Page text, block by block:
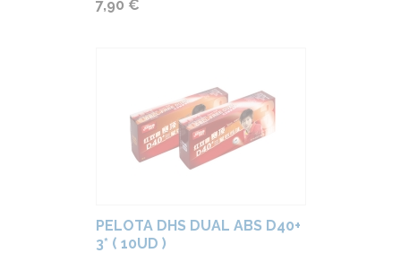
7,90 €
PELOTA DHS DUAL ABS D40+
3* ( 10UD )